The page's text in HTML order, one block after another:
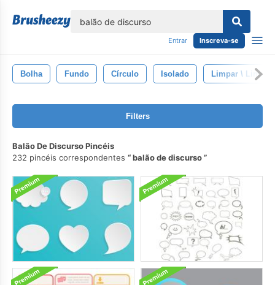
Entrar Inscreva-se
Bolha Fundo Círculo Isolado Limpar \ Limpo
Filters
Balão De Discurso Pincéis
232 pincéis correspondentes
balão de discurso